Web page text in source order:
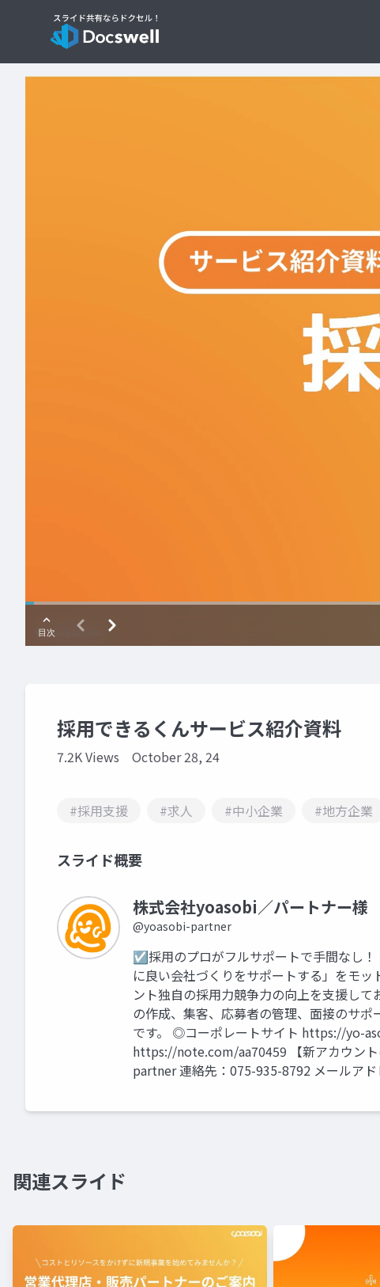
採用できるくんサービス紹介資料
7.2K Views October 28, 24
#採用支援 #求人 #中小企業 #地方企業
スライド概要
株式会社yoasobi／パートナー様
@yoasobi-partner
☑採用のプロがフルサポートで手間なし
に良い会社づくりをサポートする」をモ
ント独自の採用力競争力の向上を支援し
の作成、集客、応募者の管理、面接のサ
です。 ◎コーポレートサイト https://yo-
https://note.com/aa70459 【新アカウン
partner 連絡先：075-935-8792 メールアド
関連スライド